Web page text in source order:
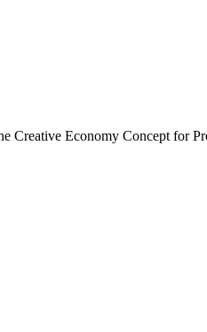
Economy Concept for